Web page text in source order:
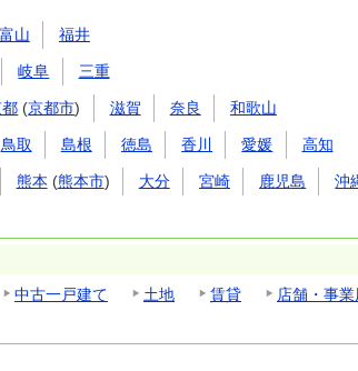
富山 福井
岐阜 三重
(京都市) 滋賀 奈良 和歌山
鳥取 島根 徳島 香川 愛媛 高知
熊本 (熊本市) 大分 宮崎 鹿児島 沖
中古一戸建て 土地 賃貸
店舗・事業